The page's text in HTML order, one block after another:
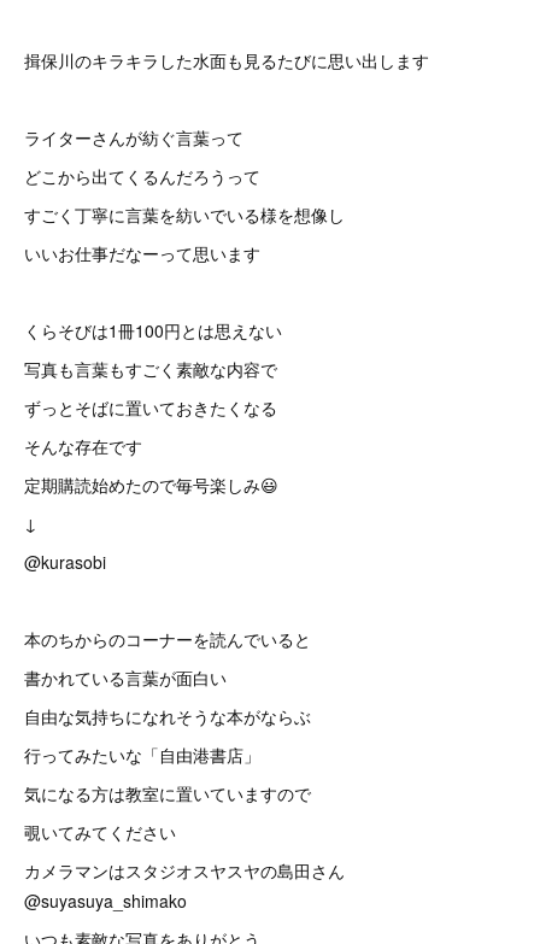
揖保川のキラキラした水面も見るたびに思い出します
ライターさんが紡ぐ言葉って
どこから出てくるんだろうって
すごく丁寧に言葉を紡いでいる様を想像し
いいお仕事だなーって思います
くらそびは1冊100円とは思えない
写真も言葉もすごく素敵な内容で
ずっとそばに置いておきたくなる
そんな存在です
定期購読始めたので毎号楽しみ😃
↓
@kurasobi
本のちからのコーナーを読んでいると
書かれている言葉が面白い
自由な気持ちになれそうな本がならぶ
行ってみたいな「自由港書店」
気になる方は教室に置いていますので
覗いてみてください
カメラマンはスタジオスヤスヤの島田さん
@suyasuya_shimako
いつも素敵な写真をありがとう